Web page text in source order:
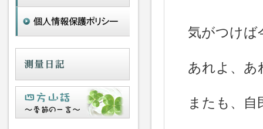
気がつけば
あれよ、あ
またも、